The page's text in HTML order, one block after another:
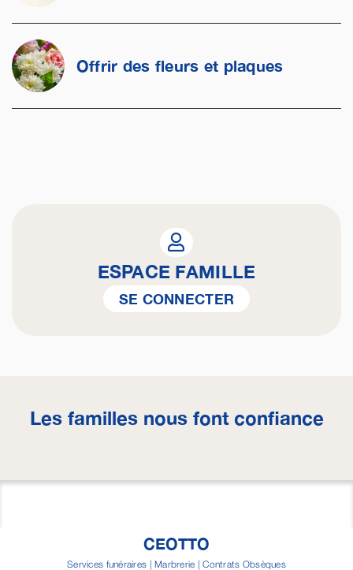
Offrir des fleurs et plaques
ESPACE FAMILLE
SE CONNECTER
Les familles nous font confiance
CEOTTO
Services funéraires | Marbrerie | Contrats Obsèques